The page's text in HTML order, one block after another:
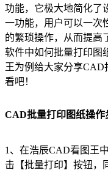
功能，它极大地简化了
一功能，用户可以一次
的繁琐操作，从而提高
软件中如何批量打印图
王为例给大家分享CAD
看吧！
CAD批量打印图纸操作
1、在浩辰CAD看图王
击【批量打印】按钮，